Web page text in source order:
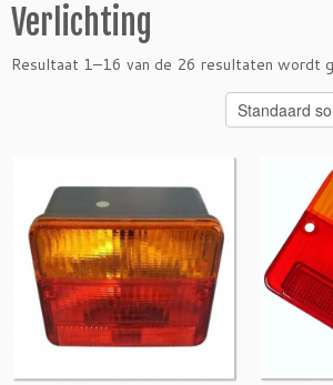
Verlichting
Resultaat 1–16 van de 26 resultaten wordt